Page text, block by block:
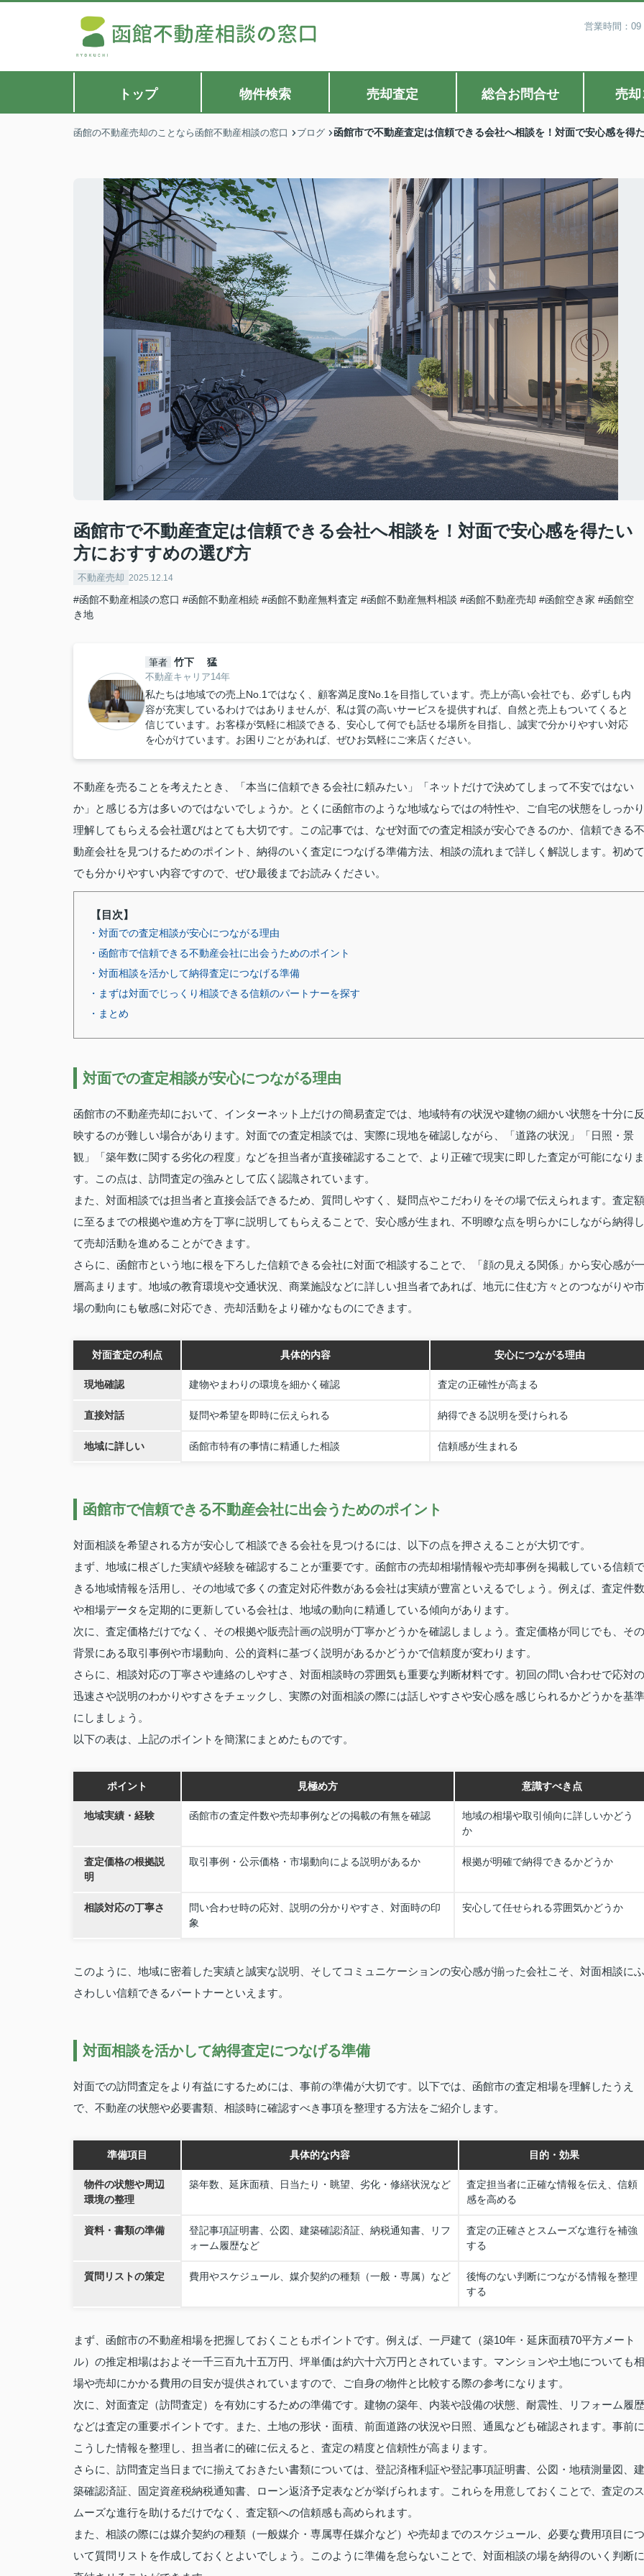
営業時間：
トップ 物件検索 売却査定 総合お問合せ 売却
函館の不動産売却のことなら函館不動産相談の窓口 ブログ 函館市で不動産査定は信頼できる会社へ相談を！対面で安心感を得
函館市で不動産査定は信頼できる会社へ相談を！対面で安心感を得たい
方におすすめの選び方
不動産売却 2025.12.14
#函館不動産相談の窓口 #函館不動産相続 #函館不動産無料査定 #函館不動産無料相談 #函館不動産売却 #函館空き家 #函館空
き地
筆者 竹下 猛
不動産キャリア14年
私たちは地域での売上No.1ではなく、顧客満足度No.1を目指しています。売上が高い会社でも、必ずしも内
容が充実しているわけではありませんが、私は質の高いサービスを提供すれば、自然と売上もついてくると
信じています。お客様が気軽に相談できる、安心して何でも話せる場所を目指し、誠実で分かりやすい対応
を心がけています。お困りごとがあれば、ぜひお気軽にご来店ください。
不動産を売ることを考えたとき、「本当に信頼できる会社に頼みたい」「ネットだけで決めてしまって不安ではない
か」と感じる方は多いのではないでしょうか。とくに函館市のような地域ならではの特性や、ご自宅の状態をしっかり
理解してもらえる会社選びはとても大切です。この記事では、なぜ対面での査定相談が安心できるのか、信頼できる不
動産会社を見つけるためのポイント、納得のいく査定につなげる準備方法、相談の流れまで詳しく解説します。初めて
でも分かりやすい内容ですので、ぜひ最後までお読みください。
【目次】
・対面での査定相談が安心につながる理由
・函館市で信頼できる不動産会社に出会うためのポイント
・対面相談を活かして納得査定につなげる準備
・まずは対面でじっくり相談できる信頼のパートナーを探す
・まとめ
対面での査定相談が安心につながる理由
函館市の不動産売却において、インターネット上だけの簡易査定では、地域特有の状況や建物の細かい状態を十分に反
映するのが難しい場合があります。対面での査定相談では、実際に現地を確認しながら、「道路の状況」「日照・景
観」「築年数に関する劣化の程度」などを担当者が直接確認することで、より正確で現実に即した査定が可能になりま
す。この点は、訪問査定の強みとして広く認識されています。
また、対面相談では担当者と直接会話できるため、質問しやすく、疑問点やこだわりをその場で伝えられます。査定額
に至るまでの根拠や進め方を丁寧に説明してもらえることで、安心感が生まれ、不明瞭な点を明らかにしながら納得し
て売却活動を進めることができます。
さらに、函館市という地に根を下ろした信頼できる会社に対面で相談することで、「顔の見える関係」から安心感が一
層高まります。地域の教育環境や交通状況、商業施設などに詳しい担当者であれば、地元に住む方々とのつながりや市
場の動向にも敏感に対応でき、売却活動をより確かなものにできます。
対面査定の利点 具体的内容 安心につながる理由
現地確認 建物やまわりの環境を細かく確認 査定の正確性が高まる
直接対話 疑問や希望を即時に伝えられる 納得できる説明を受けられる
地域に詳しい 函館市特有の事情に精通した相談 信頼感が生まれる
函館市で信頼できる不動産会社に出会うためのポイント
対面相談を希望される方が安心して相談できる会社を見つけるには、以下の点を押さえることが大切です。
まず、地域に根ざした実績や経験を確認することが重要です。函館市の売却相場情報や売却事例を掲載している信頼で
きる地域情報を活用し、その地域で多くの査定対応件数がある会社は実績が豊富といえるでしょう。例えば、査定件数
や相場データを定期的に更新している会社は、地域の動向に精通している傾向があります。
次に、査定価格だけでなく、その根拠や販売計画の説明が丁寧かどうかを確認しましょう。査定価格が同じでも、その
背景にある取引事例や市場動向、公的資料に基づく説明があるかどうかで信頼度が変わります。
さらに、相談対応の丁寧さや連絡のしやすさ、対面相談時の雰囲気も重要な判断材料です。初回の問い合わせで応対の
迅速さや説明のわかりやすさをチェックし、実際の対面相談の際には話しやすさや安心感を感じられるかどうかを基準
にしましょう。
以下の表は、上記のポイントを簡潔にまとめたものです。
ポイント 見極め方 意識すべき点
地域実績・経験 函館市の査定件数や売却事例などの掲載の有無を確認
地域の相場や取引傾向に詳しいかどう
か
査定価格の根拠説
明
取引事例・公示価格・市場動向による説明があるか 根拠が明確で納得できるかどうか
相談対応の丁寧さ
問い合わせ時の応対、説明の分かりやすさ、対面時の印
象
安心して任せられる雰囲気かどうか
このように、地域に密着した実績と誠実な説明、そしてコミュニケーションの安心感が揃った会社こそ、対面相談にふ
さわしい信頼できるパートナーといえます。
対面相談を活かして納得査定につなげる準備
対面での訪問査定をより有益にするためには、事前の準備が大切です。以下では、函館市の査定相場を理解したうえ
で、不動産の状態や必要書類、相談時に確認すべき事項を整理する方法をご紹介します。
準備項目 具体的な内容 目的・効果
物件の状態や周辺
環境の整理
築年数、延床面積、日当たり・眺望、劣化・修繕状況など
査定担当者に正確な情報を伝え、信頼
感を高める
資料・書類の準備
登記事項証明書、公図、建築確認済証、納税通知書、リフ
ォーム履歴など
査定の正確さとスムーズな進行を補強
する
質問リストの策定 費用やスケジュール、媒介契約の種類（一般・専属）など
後悔のない判断につながる情報を整理
する
まず、函館市の不動産相場を把握しておくこともポイントです。例えば、一戸建て（築10年・延床面積70平方メート
ル）の推定相場はおよそ一千三百九十五万円、坪単価は約六十六万円とされています。マンションや土地についても相
場や売却にかかる費用の目安が提供されていますので、ご自身の物件と比較する際の参考になります。
次に、対面査定（訪問査定）を有効にするための準備です。建物の築年、内装や設備の状態、耐震性、リフォーム履歴
などは査定の重要ポイントです。また、土地の形状・面積、前面道路の状況や日照、通風なども確認されます。事前に
こうした情報を整理し、担当者に的確に伝えると、査定の精度と信頼性が高まります。
さらに、訪問査定当日までに揃えておきたい書類については、登記済権利証や登記事項証明書、公図・地積測量図、建
築確認済証、固定資産税納税通知書、ローン返済予定表などが挙げられます。これらを用意しておくことで、査定のス
ムーズな進行を助けるだけでなく、査定額への信頼感も高められます。
また、相談の際には媒介契約の種類（一般媒介・専属専任媒介など）や売却までのスケジュール、必要な費用項目につ
いて質問リストを作成しておくとよいでしょう。このように準備を怠らないことで、対面相談の場を納得のいく判断に